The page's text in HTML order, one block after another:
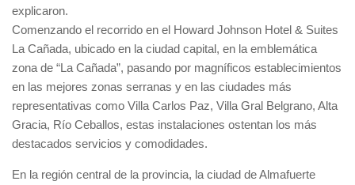
explicaron.
Comenzando el recorrido en el Howard Johnson Hotel & Suites
La Cañada, ubicado en la ciudad capital, en la emblemática
zona de “La Cañada”, pasando por magníficos establecimientos
en las mejores zonas serranas y en las ciudades más
representativas como Villa Carlos Paz, Villa Gral Belgrano, Alta
Gracia, Río Ceballos, estas instalaciones ostentan los más
destacados servicios y comodidades.
En la región central de la provincia, la ciudad de Almafuerte